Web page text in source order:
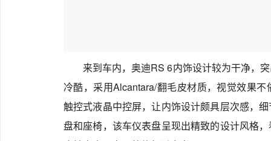
来到车内，奥迪RS 6内饰设计较为干净，
冷酷，采用Alcantara/翻毛皮材质，视觉效果
触控式液晶中控屏，让内饰设计颇具层次感，
盘和座椅，该车仪表盘呈现出精致的设计风格